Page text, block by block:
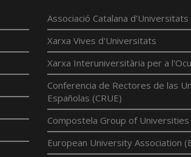
Associació Catalana d'Universitats
Xarxa Vives d'Universitats
Xarxa Interuniversitària per a
Conferencia de Rectores de las
Españolas (CRUE)
Compostela Group of Universities
European University Association